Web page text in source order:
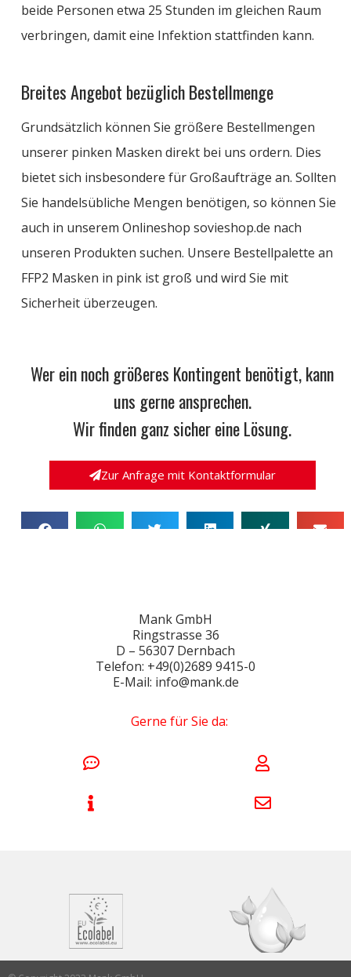
beide Personen etwa 25 Stunden im gleichen Raum
verbringen, damit eine Infektion stattfinden kann.
Breites Angebot bezüglich Bestellmenge
Grundsätzlich können Sie größere Bestellmengen
unserer pinken Masken direkt bei uns ordern. Dies
bietet sich insbesondere für Großaufträge an. Sollten
Sie handelsübliche Mengen benötigen, so können Sie
auch in unserem Onlineshop sovieshop.de nach
unseren Produkten suchen. Unsere Bestellpalette an
FFP2 Masken in pink ist groß und wird Sie mit
Sicherheit überzeugen.
Wer ein noch größeres Kontingent benötigt, kann
uns gerne ansprechen.
Wir finden ganz sicher eine Lösung.
Zur Anfrage mit Kontaktformular
Mank GmbH
Ringstrasse 36
D – 56307 Dernbach
Telefon: +49(0)2689 9415-0
E-Mail: info@mank.de
Gerne für Sie da: